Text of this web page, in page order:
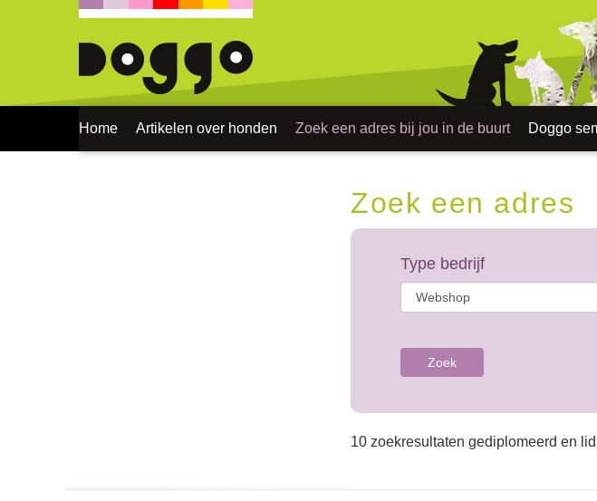
Home Artikelen over honden Zoek een adres bij jou in de buurt Doggo
Zoek een adres
Type bedrijf
Zoek
10 zoekresultaten gediplomeerd en